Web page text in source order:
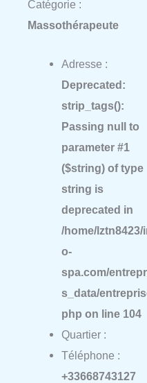
Catégorie :
Massothérapeute
Adresse :
Deprecated:
strip_tags():
Passing null to
parameter #1
($string) of type
string is
deprecated in
/home/lztn8423/
o-
spa.com/
s_data/
php on line 104
Quartier :
Téléphone :
+33668743127